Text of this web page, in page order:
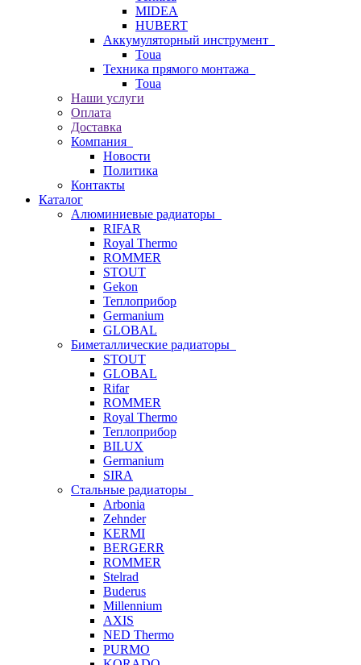
MIDEA
HUBERT
Аккумуляторный инструмент
Toua
Техника прямого монтажа
Toua
Наши услуги
Оплата
Доставка
Компания
Новости
Политика
Контакты
Каталог
Алюминиевые радиаторы
RIFAR
Royal Thermo
ROMMER
STOUT
Gekon
Теплоприбор
Germanium
GLOBAL
Биметаллические радиаторы
STOUT
GLOBAL
Rifar
ROMMER
Royal Thermo
Теплоприбор
BILUX
Germanium
SIRA
Стальные радиаторы
Arbonia
Zehnder
KERMI
BERGERR
ROMMER
Stelrad
Buderus
Millennium
AXIS
NED Thermo
PURMO